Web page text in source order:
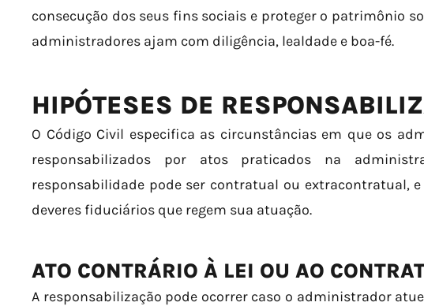
consecução dos seus fins sociais e proteger o patrimônio
administradores ajam com diligência, lealdade e boa-fé.
HIPÓTESES DE
O Código Civil especifica as circunstâncias em que os
responsabilizados por atos praticados na
responsabilidade pode ser contratual ou extracontratual,
deveres fiduciários que regem sua atuação.
ATO CONTRÁRIO À LEI OU AO
A responsabilização pode ocorrer caso o administrador